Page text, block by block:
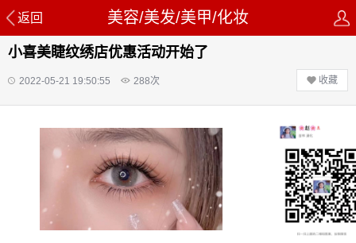
返回 美容/美发/美甲/化妆
小喜美睫纹绣店优惠活动开始了
2022-05-21 19:50:55 288次 收藏